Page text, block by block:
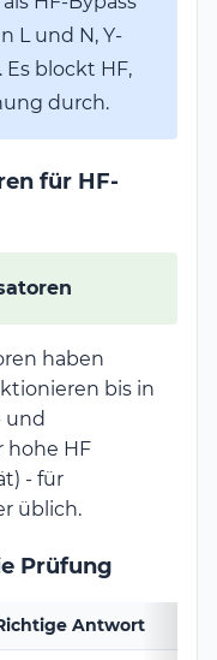
L und N, Y-
blockt HF,
durch.
für HF-
haben
bis in
und
hohe HF
- für
üblich.
Prüfung
Antwort